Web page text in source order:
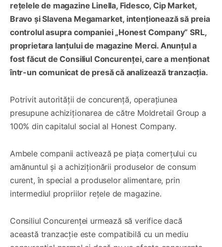
rețelele de magazine Linella, Fidesco, Cip Market,
Bravo și Slavena Megamarket, intenționează să preia
controlul asupra companiei „Honest Company” SRL,
proprietara lanțului de magazine Merci. Anunțul a
fost făcut de Consiliul Concurenței, care a menționat
într-un comunicat de presă că analizează tranzacția.
Potrivit autorității de concurență, operațiunea
presupune achiziționarea de către Moldretail Group a
100% din capitalul social al Honest Company.
Ambele companii activează pe piața comerțului cu
amănuntul și a achiziționării produselor de consum
curent, în special a produselor alimentare, prin
intermediul propriilor rețele de magazine.
Consiliul Concurenței urmează să verifice dacă
această tranzacție este compatibilă cu un mediu